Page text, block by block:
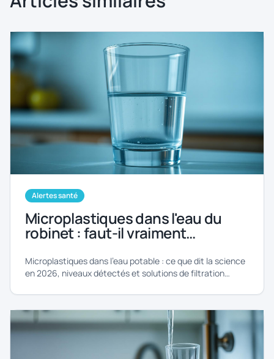
Alertes santé
Microplastiques dans l'eau du
robinet : faut-il vraiment
Microplastiques dans l'eau potable : ce que dit la science
en 2026, niveaux détectés et solutions de filtration